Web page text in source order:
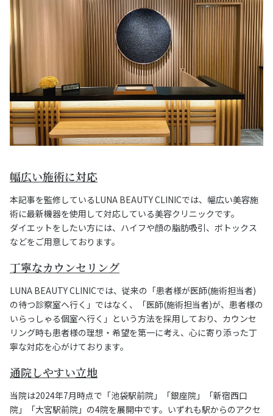
幅広い施術に対応
本記事を監修しているLUNA BEAUTY CLINICでは、幅広い美容施
術に最新機器を使用して対応している美容クリニックです。
ダイエットをしたい方には、ハイフや顔の脂肪吸引、ボトックス
などをご用意しております。
丁寧なカウンセリング
LUNA BEAUTY CLINICでは、従来の「患者様が医師(施術担当者)
の待つ診察室へ行く」ではなく、「医師(施術担当者)が、患者様の
いらっしゃる個室へ行く」という方法を採用しており、カウンセ
リング時も患者様の理想・希望を第一に考え、心に寄り添った丁
寧な対応を心がけております。
通院しやすい立地
当院は2024年7月時点で「池袋駅前院」「銀座院」「新宿西口
院」「大宮駅前院」の4院を展開中です。いずれも駅からのアクセ